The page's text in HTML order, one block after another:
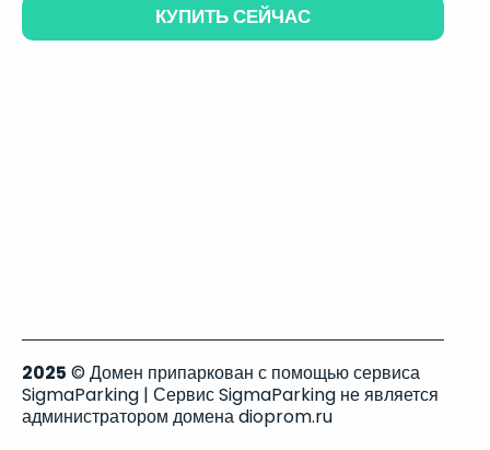
КУПИТЬ СЕЙЧАС
2025 © Домен припаркован с помощью сервиса
SigmaParking | Сервис SigmaParking не является
администратором домена dioprom.ru